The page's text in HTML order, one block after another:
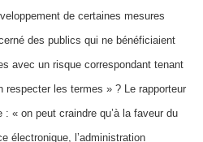
de certaines mesures
des publics qui ne bénéficiaient
avec un risque correspondant tenant
respecter les termes » ? Le rapporteur
« on peut craindre qu’à la faveur du
électronique, l’administration